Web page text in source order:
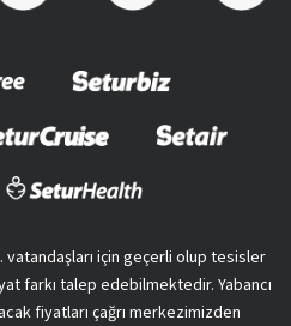
vatandaşları için geçerli olup tesisler
farkı talep edebilmektedir. Yabancı
fiyatları çağrı merkezimizden